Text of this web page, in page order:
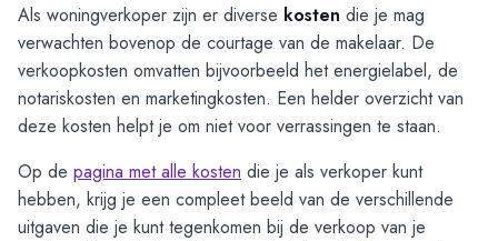
Als woningverkoper zijn er diverse kosten die je mag
verwachten bovenop de courtage van de makelaar. De
verkoopkosten omvatten bijvoorbeeld het energielabel, de
notariskosten en marketingkosten. Een helder overzicht van
deze kosten helpt je om niet voor verrassingen te staan.
Op de pagina met alle kosten die je als verkoper kunt
hebben, krijg je een compleet beeld van de verschillende
uitgaven die je kunt tegenkomen bij de verkoop van je